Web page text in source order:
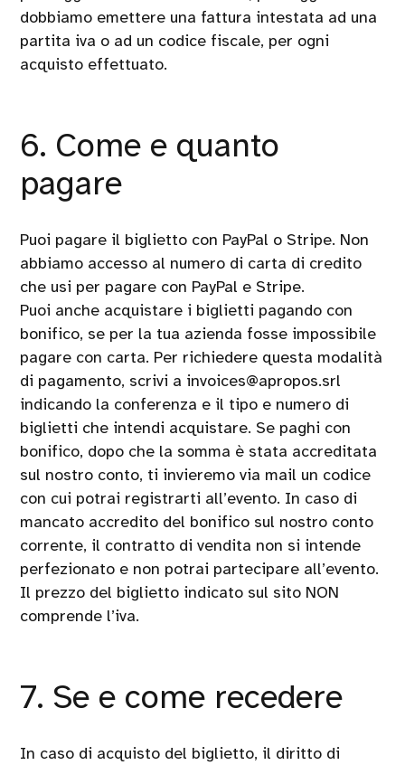
dobbiamo emettere una fattura intestata ad una
partita iva o ad un codice fiscale, per ogni
acquisto effettuato.
6. Come e quanto
pagare
Puoi pagare il biglietto con PayPal o Stripe. Non
abbiamo accesso al numero di carta di credito
che usi per pagare con PayPal e Stripe.
Puoi anche acquistare i biglietti pagando con
bonifico, se per la tua azienda fosse impossibile
pagare con carta. Per richiedere questa modalità
di pagamento, scrivi a invoices@apropos.srl
indicando la conferenza e il tipo e numero di
biglietti che intendi acquistare. Se paghi con
bonifico, dopo che la somma è stata accreditata
sul nostro conto, ti invieremo via mail un codice
con cui potrai registrarti all’evento. In caso di
mancato accredito del bonifico sul nostro conto
corrente, il contratto di vendita non si intende
perfezionato e non potrai partecipare all’evento.
Il prezzo del biglietto indicato sul sito NON
comprende l’iva.
7. Se e come recedere
In caso di acquisto del biglietto, il diritto di